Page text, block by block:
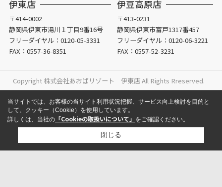
伊東店
〒414-0002
静岡県伊東市湯川１丁目9番16号
フリーダイヤル： 0120-05-3331
FAX：0557-36-8351
伊豆高原店
〒413-0231
静岡県伊東市富戸1317番457
フリーダイヤル：0120-06-3221
FAX：0557-52-3231
Copyright 株式会社あおばリゾート 伊東店 All Rights Rreserved.
当サイトでは、お客様の当サイト利用状況把握、サービス向上検討を目的と
して、クッキー（Cookie）を使用しています。
詳しくは、当社の 「Cookieの取扱いについて」 をご確認ください。
閉じる